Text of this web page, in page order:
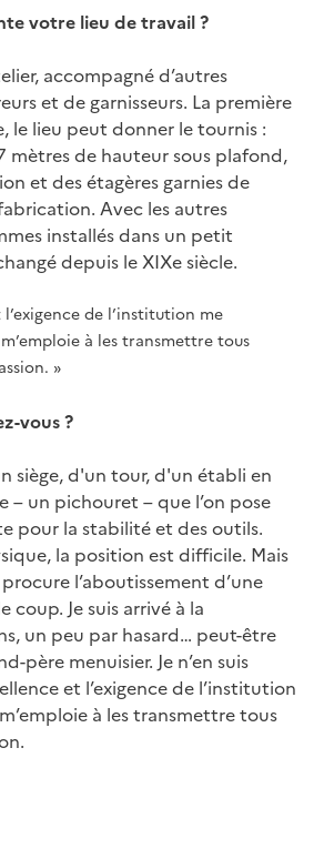
votre lieu de travail ?
accompagné d’autres
et de garnisseurs. La première
le lieu peut donner le tournis :
mètres de hauteur sous plafond,
et des étagères garnies de
Avec les autres
installés dans un petit
depuis le XIXe siècle.
l’exigence de l’institution me
à les transmettre tous
»
vous ?
siège, d'un tour, d'un établi en
– un pichouret – que l’on pose
pour la stabilité et des outils.
la position est difficile. Mais
l’aboutissement d’une
coup. Je suis arrivé à la
un peu par hasard… peut-être
père menuisier. Je n’en suis
et l’exigence de l’institution
à les transmettre tous